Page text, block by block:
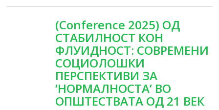
(Conference 2025) ОД
СТАБИЛНОСТ КОН
ФЛУИДНОСТ: СОВРЕМЕНИ
СОЦИОЛОШКИ
ПЕРСПЕКТИВИ ЗА
‘НОРМАЛНОСТА’ ВО
ОПШТЕСТВАТА ОД 21 ВЕК